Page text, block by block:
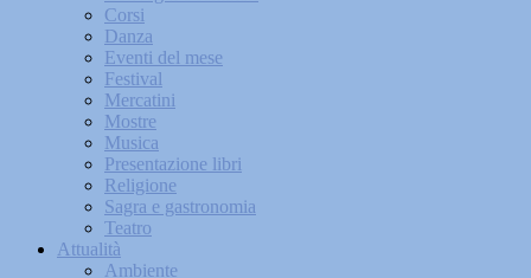
Corsi
Danza
Eventi del mese
Festival
Mercatini
Mostre
Musica
Presentazione libri
Religione
Sagra e gastronomia
Teatro
Attualità
Ambiente